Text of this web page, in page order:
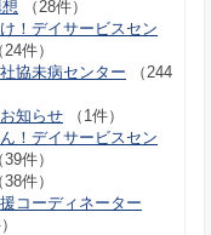
（28件）
！デイサービスセン
24件）
協未病センター （244
知らせ （1件）
！デイサービスセン
39件）
38件）
コーディネーター